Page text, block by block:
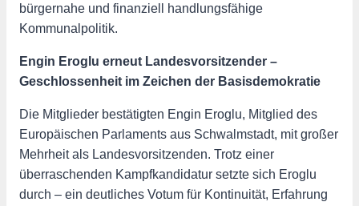
bürgernahe und finanziell handlungsfähige
Kommunalpolitik.
Engin Eroglu erneut Landesvorsitzender –
Geschlossenheit im Zeichen der Basisdemokratie
Die Mitglieder bestätigten Engin Eroglu, Mitglied des
Europäischen Parlaments aus Schwalmstadt, mit großer
Mehrheit als Landesvorsitzenden. Trotz einer
überraschenden Kampfkandidatur setzte sich Eroglu
durch – ein deutliches Votum für Kontinuität, Erfahrung